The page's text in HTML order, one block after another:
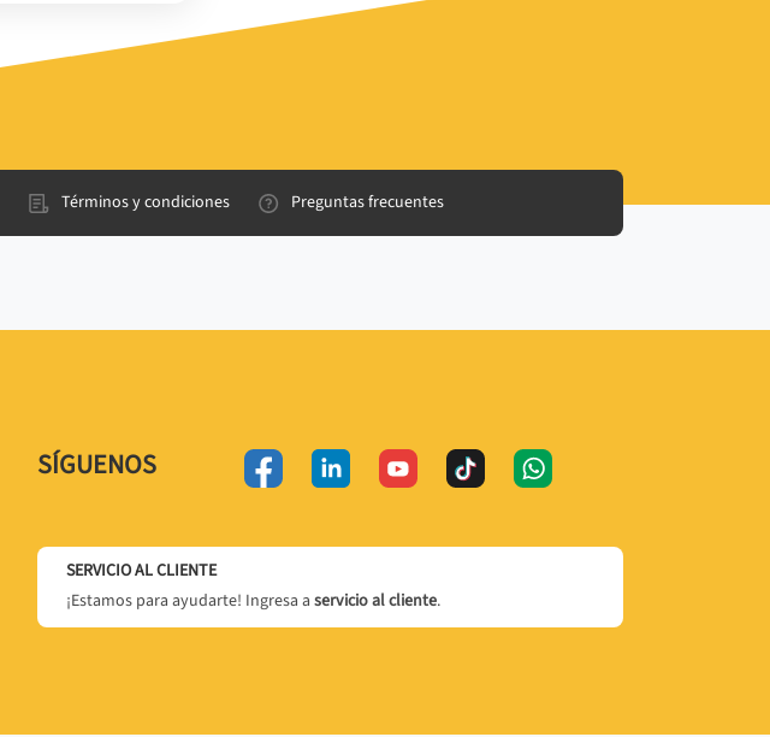
Términos y condiciones Preguntas frecuentes
SÍGUENOS
SERVICIO AL CLIENTE
¡Estamos para ayudarte! Ingresa a servicio al cliente.